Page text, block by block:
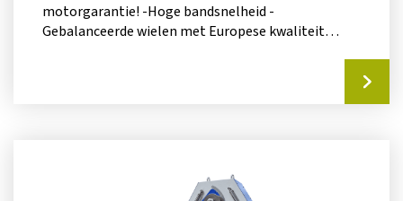
motorgarantie! -Hoge bandsnelheid -
Gebalanceerde wielen met Europese kwaliteit